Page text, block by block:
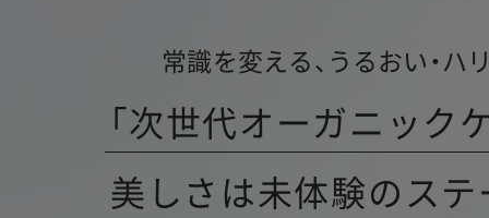
常識を変える、うるおい・ハ
「次世代オーガニック
美しさは未体験のス